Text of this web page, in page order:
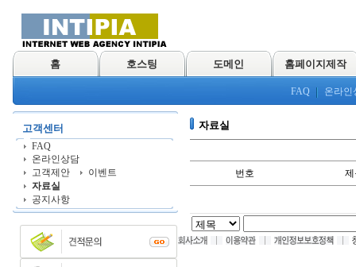
홈 호스팅 도메인 홈페이지제작
FAQ 온라인
고객센터
FAQ
온라인상담
고객제안
이벤트
자료실
공지사항
자료실
번호